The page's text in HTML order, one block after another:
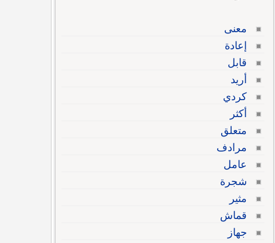
معنى
إعادة
قابل
أريد
كردي
أكثر
متعلق
مرادف
عامل
شجرة
مثير
قماش
جهاز